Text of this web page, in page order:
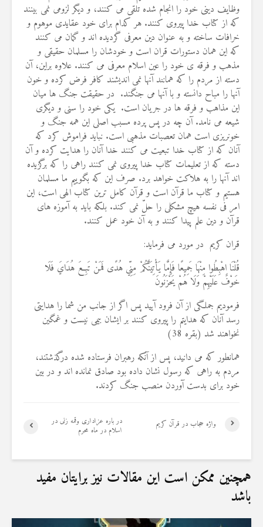
وظایف دینی خود را انجام شده تلقی می کنند، و دیگر لزومی نمی بینند
که از کتاب خدا پیروی کنند. هر کدام برای خود عقایدی موهوم و
خرافات ساخته و به عنوان دین معرفی گردیده اند و گمان می کنند
که این همان دستورات قران است و خودشان را مسلمان حقیقی و
مذهب و فرقه ی خود را عین اسلام معرفی می کنند. علاوه براین، آن
دسته از مردم را که همانند آنها نمی اندیشند کافر فرض کرده و خون
آنها را مباح دانسته و با آنها می جنگند. در حقیقت جنگ ها میان
این مذاهب و فرقه ها در جریان است. یکی خود را سنی و دیگری
شیعه می نامد. آن چه در پس پرده مسبب اصلی این همه جنگ و
خونریزی است همان تعصبات مذهبی است. نباید فراموش کرد که
آنان که از کتاب خدا تبعیت می کنند خدا آنان را هدایت کرده و آن
دسته که از تعلیمات کتاب خدا پیروی نمی کنند راهی را که برگزیده
اند آنها را به هلاکت خواهد برد. صرف این که بگوییم ما مسلمان
هستیم و کتاب ما قرآن است و قرآن کامل ترین کتاب الهی است، این
امر فی نفسه هیچ مشکلی را حلّ نمی کند. بلکه باید به آموزه های
قرآن و دین علم پیدا کنند و به آن خود عمل کنند.
قران کریم در مورد می فرماید:
قُلْنَا اهْبِطُوا مِنْهَا جَمِيعًا فَإِمَّا يَأْتِيَنَّكُمْ مِنِّي هُدًى فَمَنْ تَبِعَ هُدَايَ فَلَا
خَوْفٌ عَلَيْهِمْ وَلَا هُمْ يَحْزَنُونَ
فرموديم جملگى از آن فرود آييد پس اگر از جانب من شما را هدايتى
رسد آنان كه هدايتم را پيروى كنند بر ايشان بيمى نيست و غمگين
نخواهند شد (بقره 38)
همانطور که می دانید، پس از آنکه رهبران فرستاده شده درگذشتند،
مردم به راهی که رسول نشان داده بود صادق نمانده اند و در بین
خود برای بدست آوردن منصب جنگ کردند.
در باره عزاداری وقمه زنی در
اسلام در ماه محرم
واژه حجاب در قرآن کریم
همچنین ممکن است این مقالات نیز برایتان مفید
باشد
19 جولای 2026
36 نمایش ها